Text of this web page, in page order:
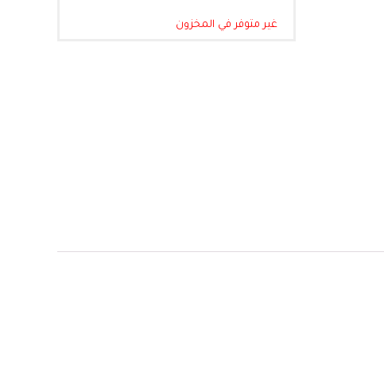
غير متوفر في المخزون